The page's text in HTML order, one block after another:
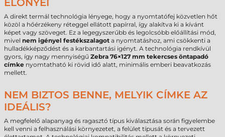
ELŐNYEI
A direkt termál technológia lényege, hogy a nyomtatófej közvetlen hőt
közöl a hőérzékeny réteggel ellátott papírral, így alakítva ki a kívánt
képet vagy szöveget. Ez a legegyszerűbb és legolcsóbb előállítási mód,
mivel nem igényel festékszalagot a nyomtatáshoz, ami csökkenti a
hulladékképződést és a karbantartási igényt. A technológia rendkívül
gyors, így nagy mennyiségű Zebra 76×127 mm tekercses öntapadó
címke nyomtatható ki rövid idő alatt, minimális emberi beavatkozás
mellett.
NEM BIZTOS BENNE, MELYIK CÍMKE AZ
IDEÁLIS?
A megfelelő alapanyag és ragasztó típus kiválasztása során figyelembe
kell venni a felhasználási környezetet, a felület típusát és a tervezett